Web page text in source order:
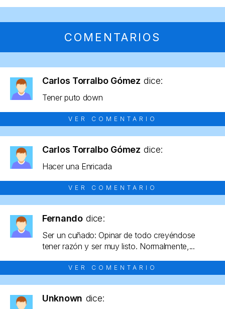
COMENTARIOS
Carlos Torralbo Gómez dice:
Tener puto down
VER COMENTARIO
Carlos Torralbo Gómez dice:
Hacer una Enricada
VER COMENTARIO
Fernando dice:
Ser un cuñado: Opinar de todo creyéndose
tener razón y ser muy listo. Normalmente,...
VER COMENTARIO
Unknown dice: